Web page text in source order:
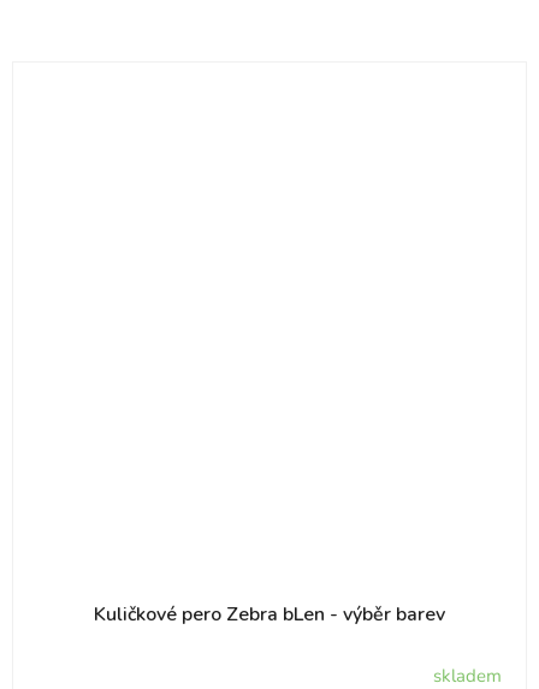
Kuličkové pero Zebra bLen - výběr barev
skladem